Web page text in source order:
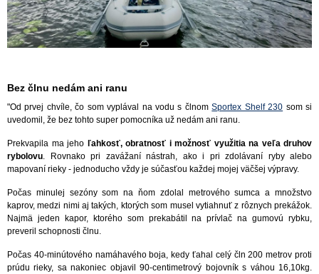
Bez člnu nedám ani ranu
"Od prvej chvíle, čo som vyplával na vodu s člnomSportex Shelf 230 som si
uvedomil, že bez tohto super pomocníka už nedám ani ranu.
Prekvapila ma jeho ľahkosť, obratnosť i možnosť využitia na veľa druhov
rybolovu. Rovnako pri zavážaní nástrah, ako i pri zdolávaní ryby alebo
mapovaní rieky - jednoducho vždy je súčasťou každej mojej väčšej výpravy.
Počas minulej sezóny som na ňom zdolal metrového sumca a množstvo
kaprov, medzi nimi aj takých, ktorých som musel vytiahnuť z rôznych prekážok.
Najmä jeden kapor, ktorého som prekabátil na prívlač na gumovú rybku,
preveril schopnosti člnu.
Počas 40-minútového namáhavého boja, kedy ťahal celý čln 200 metrov proti
prúdu rieky, sa nakoniec objavil 90-centimetrový bojovník s váhou 16,10kg.